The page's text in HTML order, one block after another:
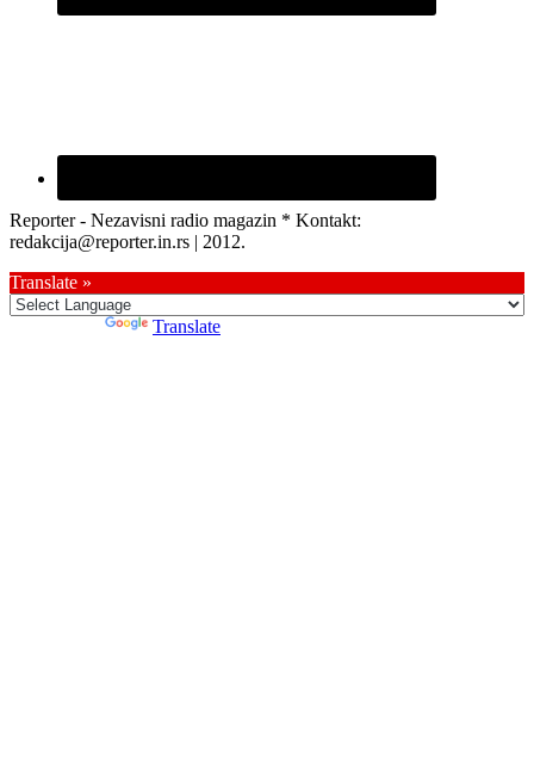
Reporter - Nezavisni radio magazin * Kontakt:
redakcija@reporter.in.rs | 2012.
Translate »
Translate